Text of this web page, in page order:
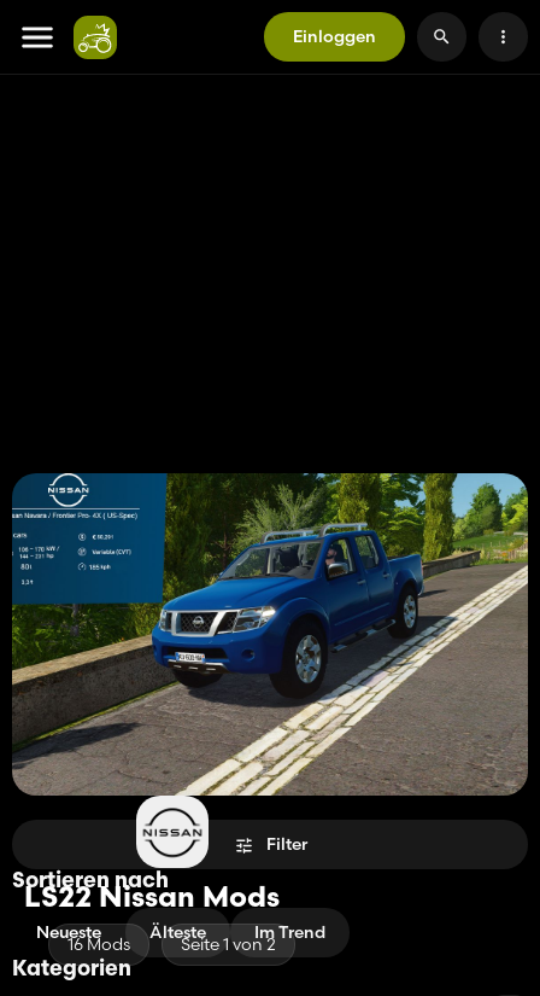
Einloggen
LS22 Nissan Mods
16 Mods Seite 1 von 2
Filter
Sortieren nach
Neueste Älteste Im Trend
Kategorien